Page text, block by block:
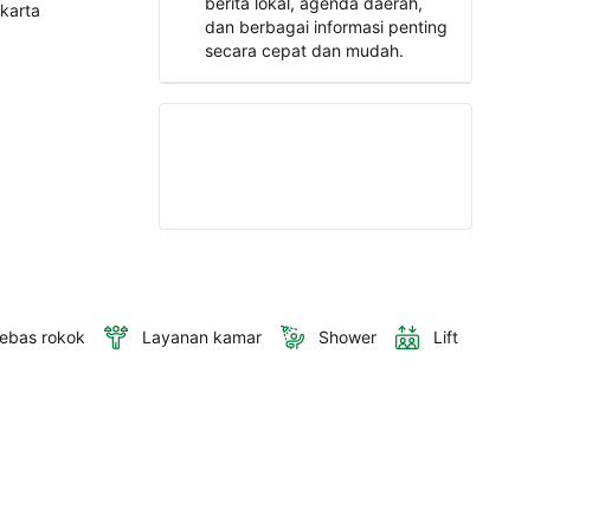
dan berbagai informasi penting
secara cepat dan mudah.
rokok Layanan kamar Shower Lift